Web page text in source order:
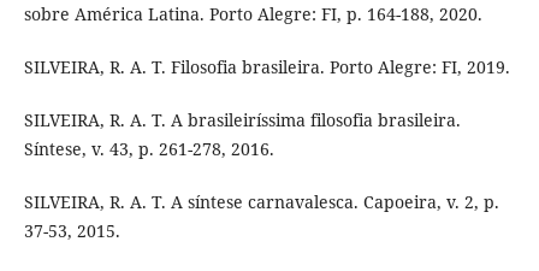
sobre América Latina. Porto Alegre: FI, p. 164-188, 2020.
SILVEIRA, R. A. T. Filosofia brasileira. Porto Alegre: FI, 2019.
SILVEIRA, R. A. T. A brasileiríssima filosofia brasileira.
Síntese, v. 43, p. 261-278, 2016.
SILVEIRA, R. A. T. A síntese carnavalesca. Capoeira, v. 2, p.
37-53, 2015.